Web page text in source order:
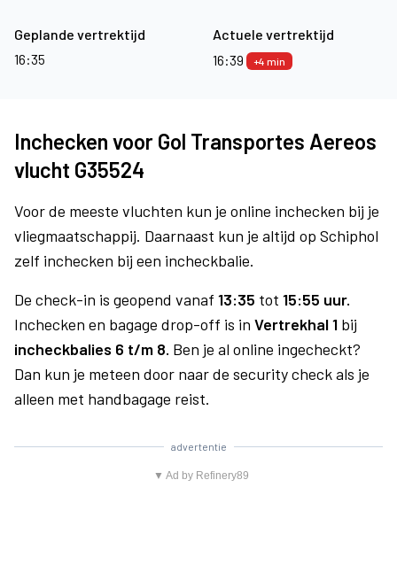
Geplande vertrektijd
16:35
Actuele vertrektijd
16:39
+4 min
Inchecken voor Gol Transportes Aereos
vlucht G35524
Voor de meeste vluchten kun je online inchecken bij je
vliegmaatschappij. Daarnaast kun je altijd op Schiphol
zelf inchecken bij een incheckbalie.
De check-in is geopend vanaf 13:35 tot 15:55 uur.
Inchecken en bagage drop-off is in Vertrekhal 1 bij
incheckbalies 6 t/m 8. Ben je al online ingecheckt?
Dan kun je meteen door naar de security check als je
alleen met handbagage reist.
advertentie
▼ Ad by Refinery89